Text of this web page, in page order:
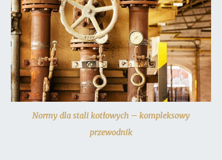
Normy dla stali kotłowych – kompleksowy
przewodnik